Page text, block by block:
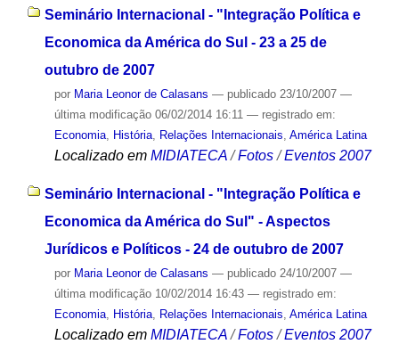
Seminário Internacional - "Integração Política e
Economica da América do Sul - 23 a 25 de
outubro de 2007
por Maria Leonor de Calasans — publicado23/10/2007 —
última modificação06/02/2014 16:11 — registrado em:
Economia, História, Relações Internacionais, América Latina
Localizado em MIDIATECA /Fotos /Eventos 2007
Seminário Internacional - "Integração Política e
Economica da América do Sul" - Aspectos
Jurídicos e Políticos - 24 de outubro de 2007
por Maria Leonor de Calasans — publicado24/10/2007 —
última modificação10/02/2014 16:43 — registrado em:
Economia, História, Relações Internacionais, América Latina
Localizado em MIDIATECA /Fotos /Eventos 2007